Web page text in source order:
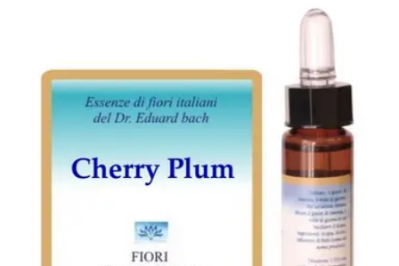
Salud Inmunológica
Consejos Salud